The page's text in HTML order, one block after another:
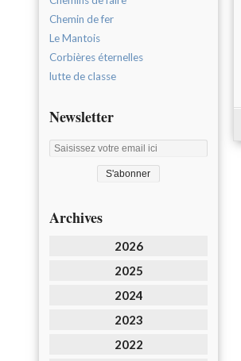
Chemin de fer
Le Mantois
Corbières éternelles
lutte de classe
Newsletter
Archives
2026
2025
2024
2023
2022